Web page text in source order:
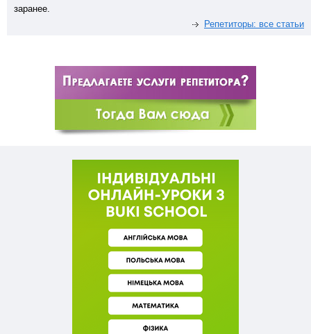
заранее.
Репетиторы: все статьи